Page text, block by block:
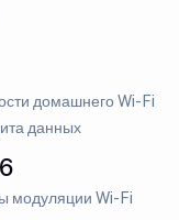
домашнего Wi-Fi
данных
модуляции Wi-Fi